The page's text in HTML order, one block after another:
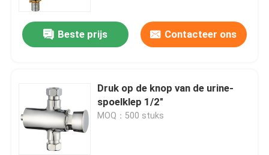
Beste prijs Contacteer ons
Druk op de knop van de urine-
spoelklep 1/2"
MOQ：500 stuks